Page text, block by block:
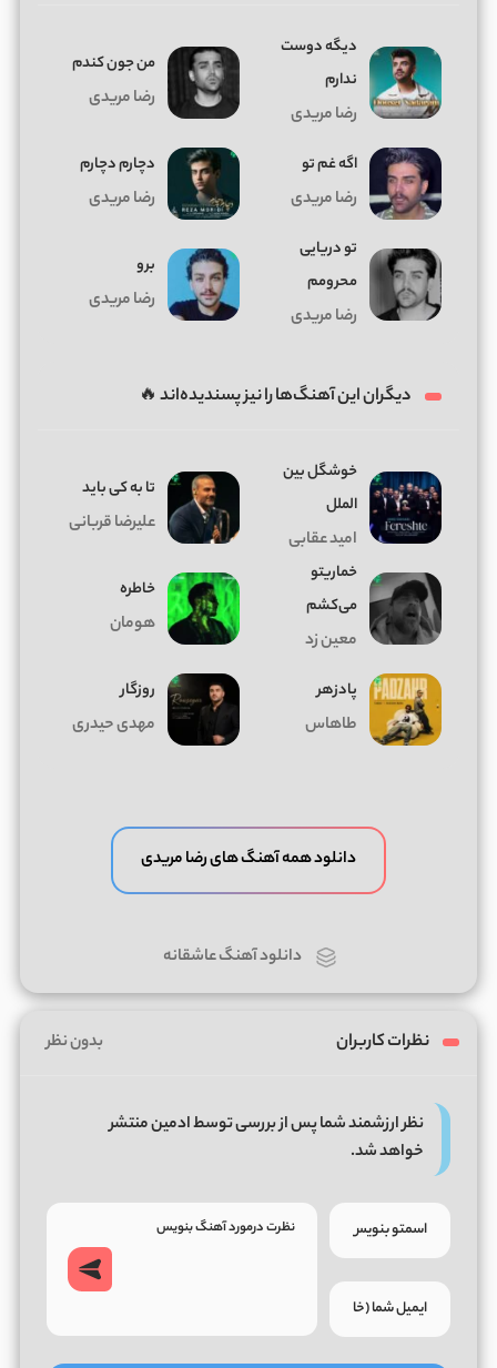
دﻳﮕﻪ دوﺳﺖ
ﻧﺪارم
رضا مریدی
من جون کندم
رضا مریدی
اگه غم تو
رضا مریدی
دچارم دچارم
رضا مریدی
تو دریایی
محرومم
رضا مریدی
برو
رضا مریدی
دیگران این آهنگ‌ها را نیز پسندیده‌اند 🔥
خوشگل بین
الملل
امید عقابی
تا به کی باید
علیرضا قربانی
خماریتو
می‌کشم
معین زد
خاطره
هومان
پادزهر
طاهاس
روزگار
مهدی حیدری
دانلود همه آهنگ های رضا مریدی
دانلود آهنگ عاشقانه
نظرات کاربران بدون نظر
نظر ارزشمند شما پس از بررسی توسط ادمین منتشر
خواهد شد.